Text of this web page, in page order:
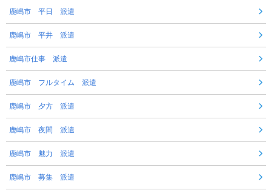
鹿嶋市 平日 派遣
鹿嶋市 平井 派遣
鹿嶋市仕事 派遣
鹿嶋市 フルタイム 派遣
鹿嶋市 夕方 派遣
鹿嶋市 夜間 派遣
鹿嶋市 魅力 派遣
鹿嶋市 募集 派遣